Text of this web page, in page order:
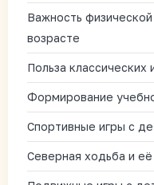
Важность
возрасте
Польза классических
Формирование
Спортивные игры с
Северная ходьба и